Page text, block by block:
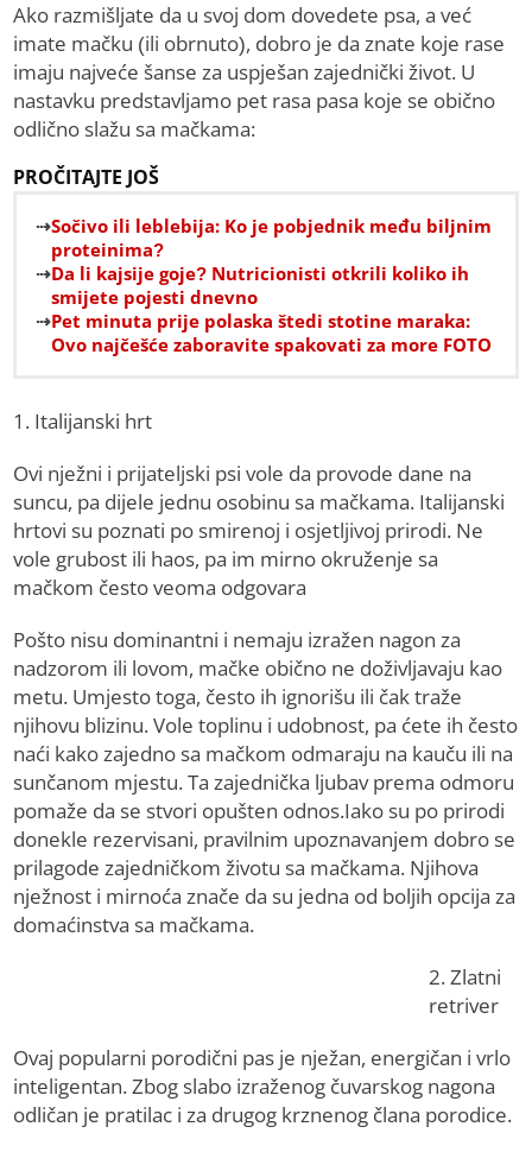
Ako razmišljate da u svoj dom dovedete psa, a već
imate mačku (ili obrnuto), dobro je da znate koje rase
imaju najveće šanse za uspješan zajednički život. U
nastavku predstavljamo pet rasa pasa koje se obično
odlično slažu sa mačkama:
PROČITAJTE JOŠ
Sočivo ili leblebija: Ko je pobjednik među biljnim
proteinima?
Da li kajsije goje? Nutricionisti otkrili koliko ih
smijete pojesti dnevno
Pet minuta prije polaska štedi stotine maraka:
Ovo najčešće zaboravite spakovati za more FOTO
1. Italijanski hrt
Ovi nježni i prijateljski psi vole da provode dane na
suncu, pa dijele jednu osobinu sa mačkama. Italijanski
hrtovi su poznati po smirenoj i osjetljivoj prirodi. Ne
vole grubost ili haos, pa im mirno okruženje sa
mačkom često veoma odgovara
Pošto nisu dominantni i nemaju izražen nagon za
nadzorom ili lovom, mačke obično ne doživljavaju kao
metu. Umjesto toga, često ih ignorišu ili čak traže
njihovu blizinu. Vole toplinu i udobnost, pa ćete ih često
naći kako zajedno sa mačkom odmaraju na kauču ili na
sunčanom mjestu. Ta zajednička ljubav prema odmoru
pomaže da se stvori opušten odnos.Iako su po prirodi
donekle rezervisani, pravilnim upoznavanjem dobro se
prilagode zajedničkom životu sa mačkama. Njihova
nježnost i mirnoća znače da su jedna od boljih opcija za
domaćinstva sa mačkama.
2. Zlatni
retriver
Ovaj popularni porodični pas je nježan, energičan i vrlo
inteligentan. Zbog slabo izraženog čuvarskog nagona
odličan je pratilac i za drugog krznenog člana porodice.